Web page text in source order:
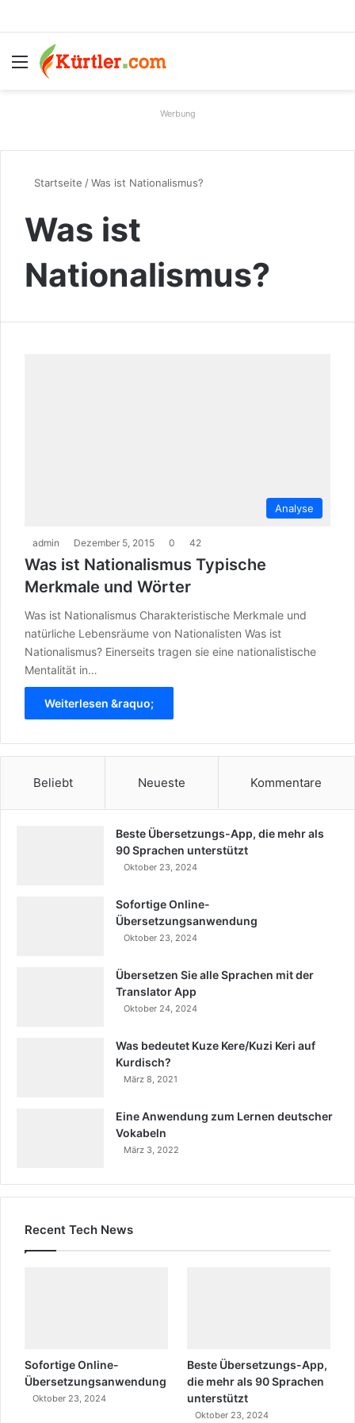
Menü
Werbung
Startseite /Was ist Nationalismus?
Was ist
Nationalismus?
Analyse
admin Dezember 5, 2015 0 42
Was ist Nationalismus Typische
Merkmale und Wörter
Was ist Nationalismus Charakteristische Merkmale und
natürliche Lebensräume von Nationalisten Was ist
Nationalismus? Einerseits tragen sie eine nationalistische
Mentalität in…
Weiterlesen &raquo;
Beliebt Neueste Kommentare
Beste Übersetzungs-App, die mehr als
90 Sprachen unterstützt
Oktober 23, 2024
Sofortige Online-
Übersetzungsanwendung
Oktober 23, 2024
Übersetzen Sie alle Sprachen mit der
Translator App
Oktober 24, 2024
Was bedeutet Kuze Kere/Kuzi Keri auf
Kurdisch?
März 8, 2021
Eine Anwendung zum Lernen deutscher
Vokabeln
März 3, 2022
Recent Tech News
Sofortige Online-
Übersetzungsanwendung
Oktober 23, 2024
Beste Übersetzungs-App,
die mehr als 90 Sprachen
unterstützt
Oktober 23, 2024